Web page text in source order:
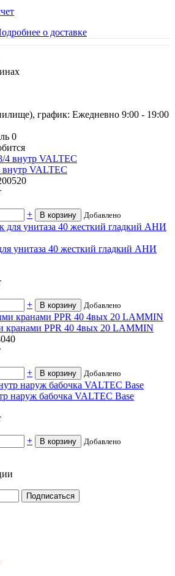
о доставке
график: Ежедневно 9:00 - 19:00
0
VALTEC
+ В корзину Добавлено
унитаза 40 жесткий гладкий АНИ
+ В корзину Добавлено
кранами PPR 40 4вых 20 LAMMIN
+ В корзину Добавлено
наруж бабочка VALTEC Base
+ В корзину Добавлено
Подписаться